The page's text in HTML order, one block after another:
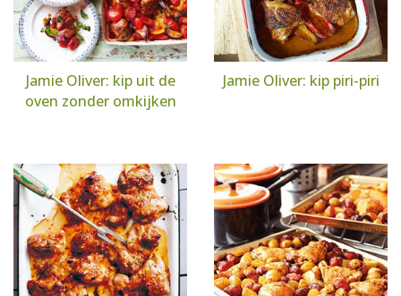
Jamie Oliver: kip uit de
oven zonder omkijken
Jamie Oliver: kip piri-piri